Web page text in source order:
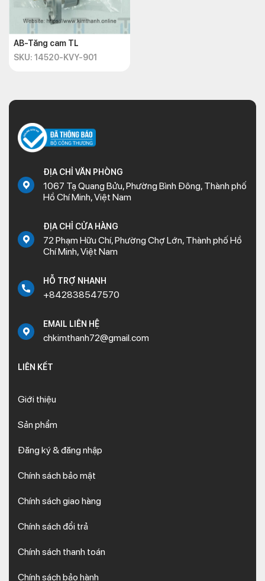
AB-Tăng cam TL
SKU: 14520-KVY-901
ĐỊA CHỈ VĂN PHÒNG
1067 Tạ Quang Bửu, Phường Bình Đông, Thành phố
Hồ Chí Minh, Việt Nam
ĐỊA CHỈ CỬA HÀNG
72 Phạm Hữu Chí, Phường Chợ Lớn, Thành phố Hồ
Chí Minh, Việt Nam
HỖ TRỢ NHANH
+842838547570
EMAIL LIÊN HỆ
chkimthanh72@gmail.com
LIÊN KẾT
Giới thiệu
Sản phẩm
Đăng ký & đăng nhập
Chính sách bảo mật
Chính sách giao hàng
Chính sách đổi trả
Chính sách thanh toán
Chính sách bảo hành